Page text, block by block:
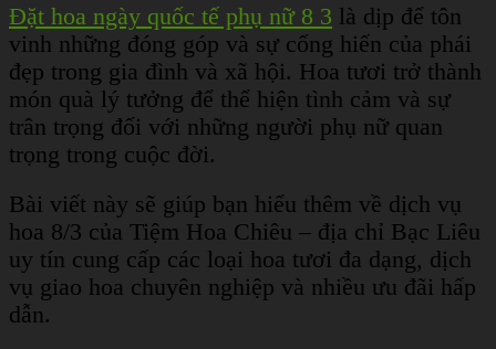
Đặt hoa ngày quốc tế phụ nữ 8 3 là dịp để tôn
vinh những đóng góp và sự cống hiến của phái
đẹp trong gia đình và xã hội. Hoa tươi trở thành
món quà lý tưởng để thể hiện tình cảm và sự
trân trọng đối với những người phụ nữ quan
trọng trong cuộc đời.
Bài viết này sẽ giúp bạn hiểu thêm về dịch vụ
hoa 8/3 của Tiệm Hoa Chiêu – địa chỉ Bạc Liêu
uy tín cung cấp các loại hoa tươi đa dạng, dịch
vụ giao hoa chuyên nghiệp và nhiều ưu đãi hấp
dẫn.